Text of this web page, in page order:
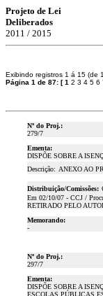
Projeto de Lei
Deliberados
2011 / 2015
Exibindo registros 1 á 15 (de
Página 1 de 87: [1 2 3 4 5 6
Nº do Proj.:
279/7
Ementa:
DISPÕE SOBRE A
Descrição: ANEXO AO
Distribuição/Comissões:
Em 02/10/07 - CCJ /
RETIRADO PELO
Memorando:
-
Nº do Proj.:
297/7
Ementa:
DISPÕE SOBRE A
ESCOLAS PÚBLICAS